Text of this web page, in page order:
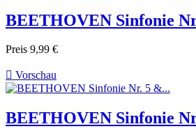
BEETHOVEN Sinfonie
Preis 9,99 €
 Vorschau
BEETHOVEN Sinfonie